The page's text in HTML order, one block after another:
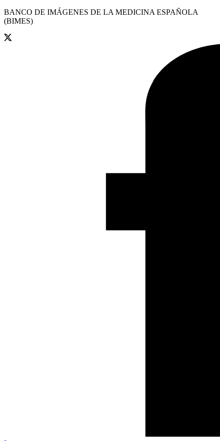
BANCO DE IMÁGENES DE LA MEDICINA ESPAÑOLA
(BIMES)